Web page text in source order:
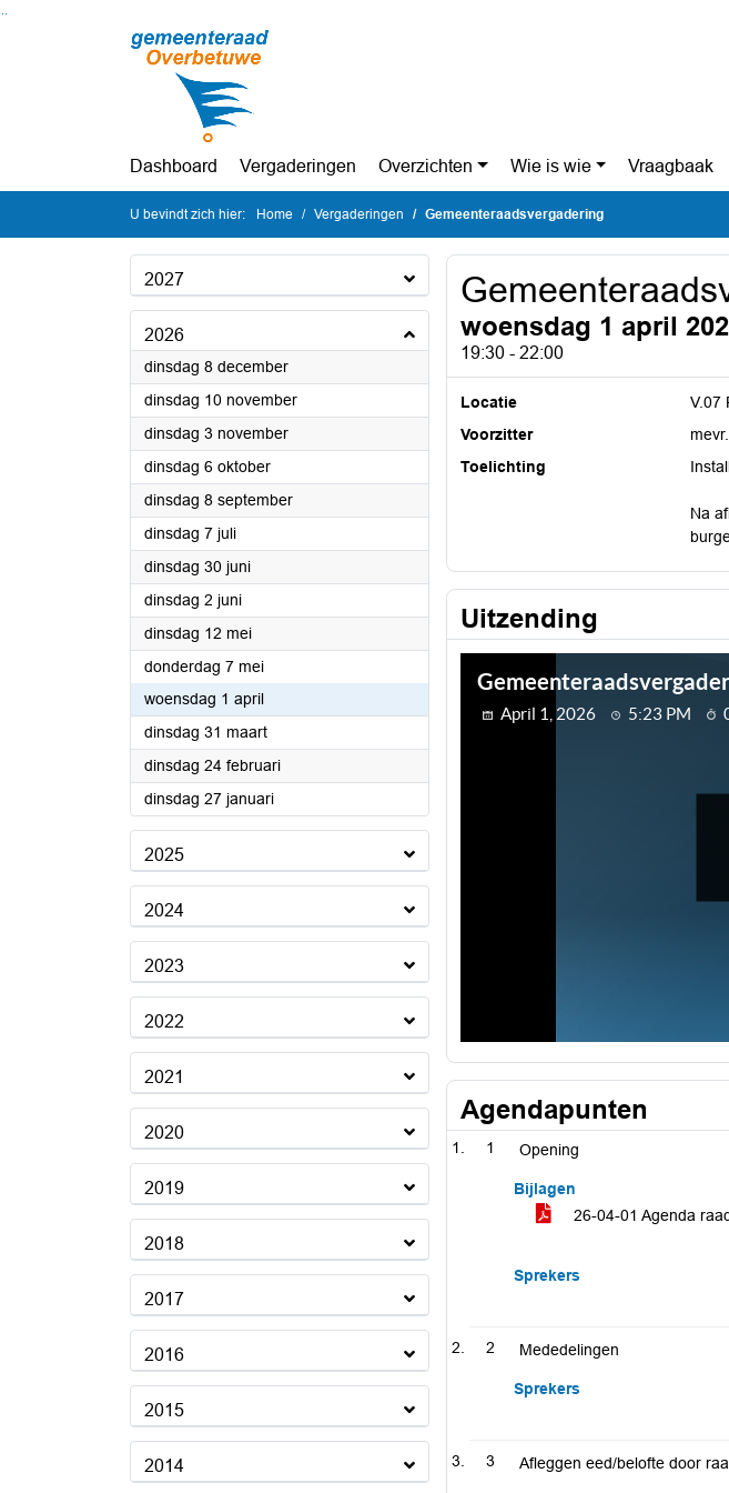
Ga naar de inhoud van deze pagina
Dashboard Vergaderingen Overzichten Wie is wie Vraagbaak
U bevindt zich hier: Home Vergaderingen Gemeenteraadsvergadering
2027
2026
dinsdag 8 december2026
dinsdag 10 november2026
dinsdag 3 november2026
dinsdag 6 oktober2026
dinsdag 8 september2026
dinsdag 7 juli2026
dinsdag 30 juni2026
dinsdag 2 juni2026
dinsdag 12 mei2026
donderdag 7 mei2026
woensdag 1 april2026
dinsdag 31 maart2026
dinsdag 24 februari2026
dinsdag 27 januari2026
2025
2024
2023
2022
2021
2020
2019
2018
2017
2016
2015
2014
woensdag 1 april
19:30 - 22:00
Locatie
V.07
Voorzitter
Toelichting
Na
Uitzending
Agendapunten
1 Opening
Bijlagen
26-04-01 Agenda
Sprekers
2 Mededelingen
Sprekers
3 Afleggen eed/belofte door